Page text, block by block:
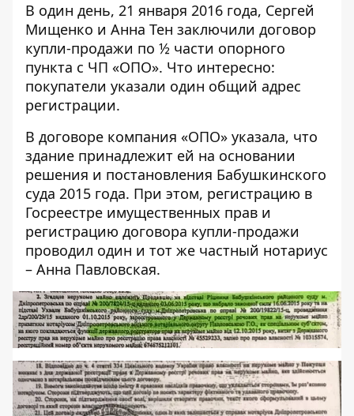
В один день, 21 января 2016 года, Сергей
Мищенко и Анна Тен заключили договор
купли-продажи по ½ части опорного
пункта с ЧП «ОПО». Что интересно:
покупатели указали один общий адрес
регистрации.
В договоре компания «ОПО» указала, что
здание принадлежит ей на основании
решения и постановления Бабушкинского
суда 2015 года. При этом, регистрацию в
Госреестре имущественных прав и
регистрацию договора купли-продажи
проводил один и тот же частный нотариус
– Анна Павловская.